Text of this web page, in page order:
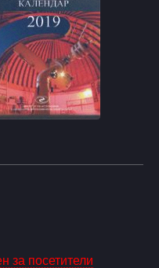
за посетители